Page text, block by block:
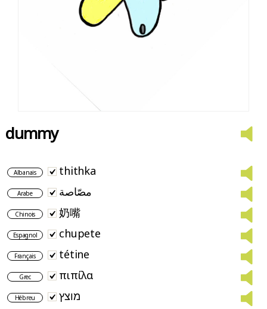
dummy
Albanais thithka
Arabe مصّاصة
Chinois 奶嘴
Espagnol chupete
Français tétine
Grec πιπίλα
Hébreu מוצץ